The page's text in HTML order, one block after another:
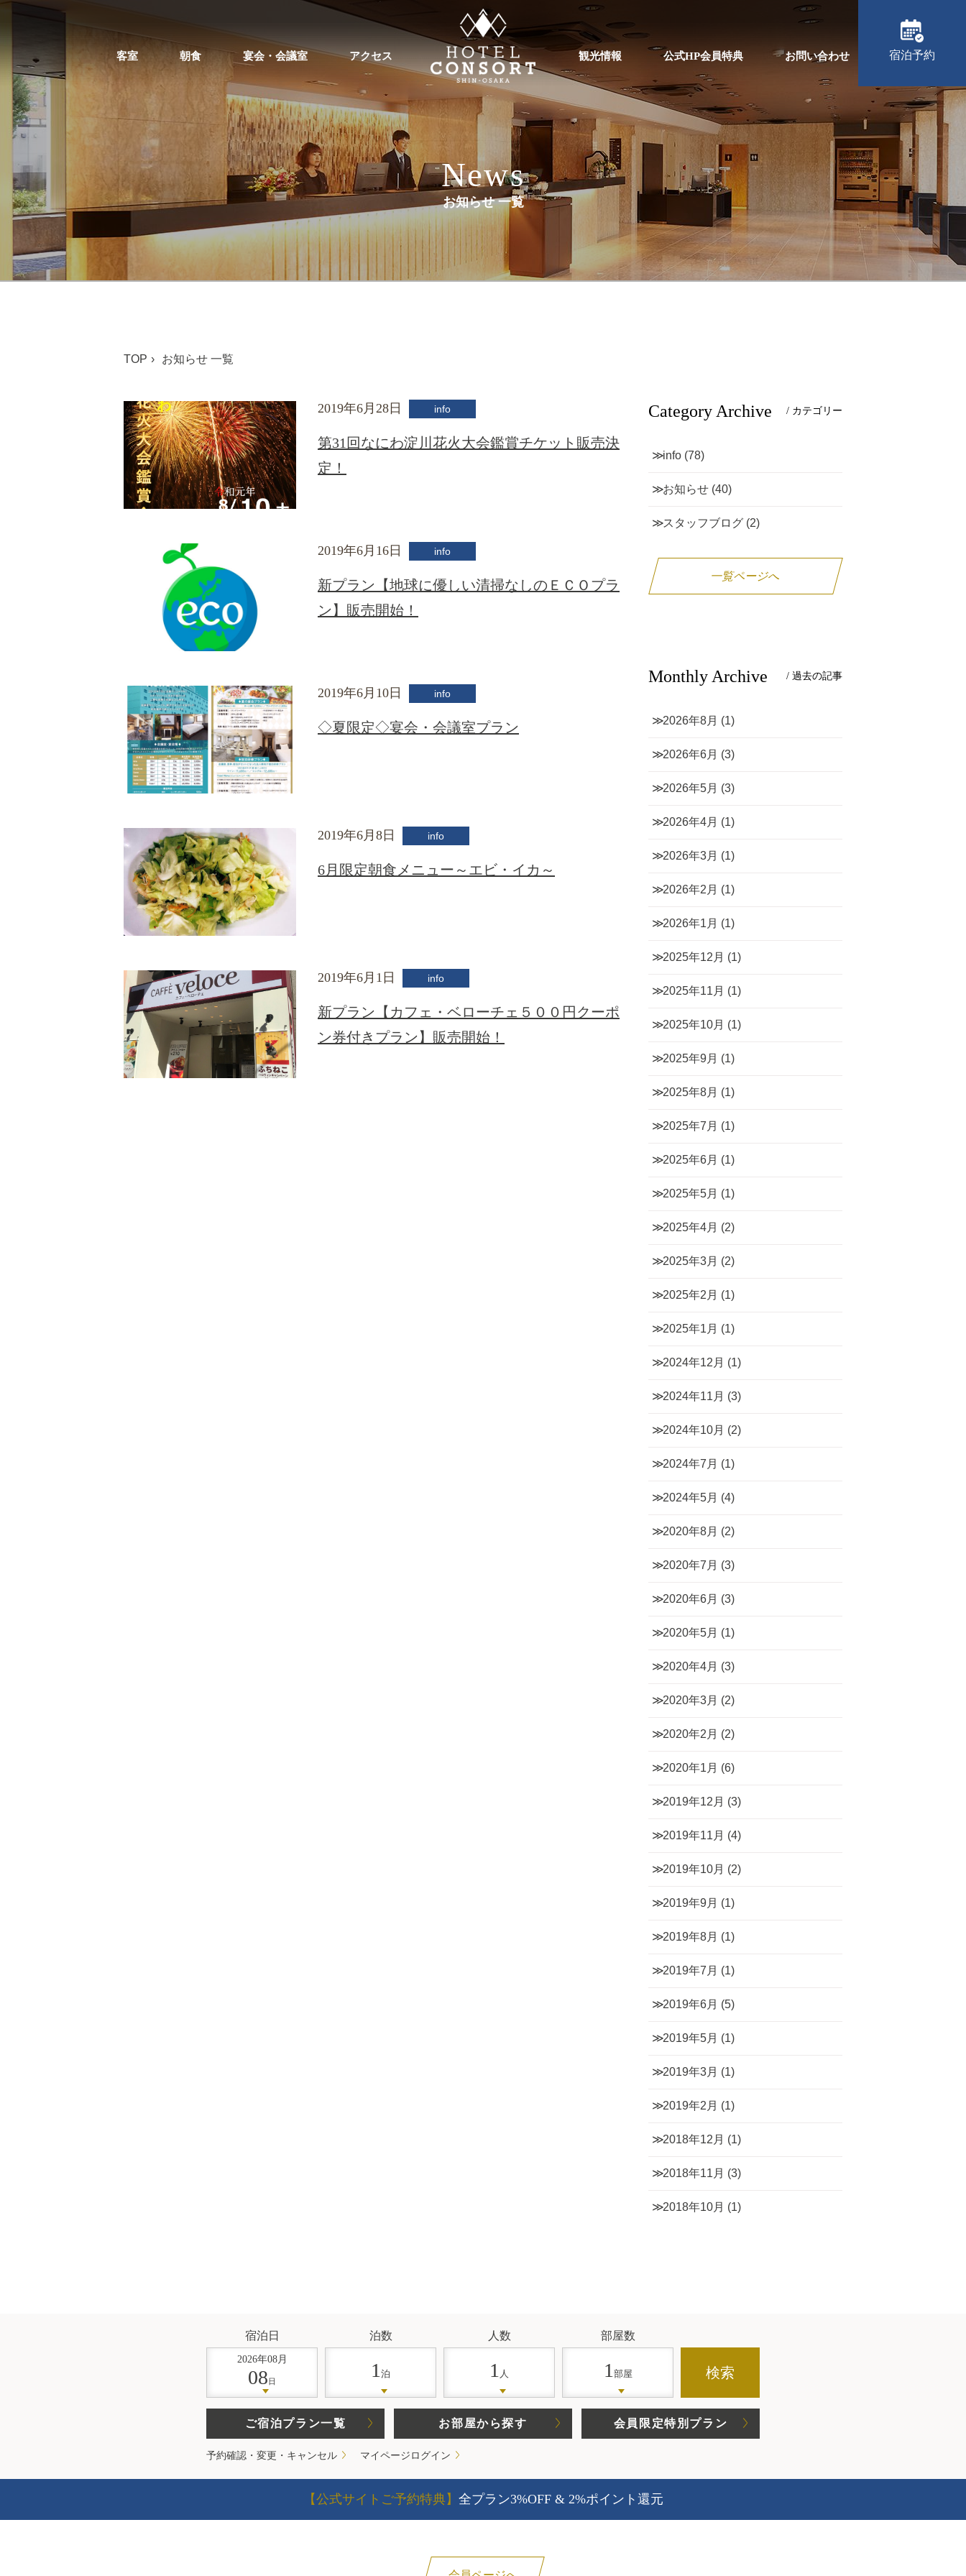
客室 朝食 宴会・会議室 アクセス 観光情報 公式HP会員特典 お問い合わせ 宿泊予約
News
お知らせ 一覧
TOP お知らせ 一覧
2019年6月28日 info
第31回なにわ淀川花火大会鑑賞チケット販売決
定！
2019年6月16日 info
新プラン【地球に優しい清掃なしのＥＣＯプラ
ン】販売開始！
2019年6月10日 info
◇夏限定◇宴会・会議室プラン
2019年6月8日 info
6月限定朝食メニュー～エビ・イカ～
2019年6月1日 info
新プラン【カフェ・ベローチェ５００円クーポ
ン券付きプラン】販売開始！
Category Archive / カテゴリー
info (78)
お知らせ (40)
スタッフブログ (2)
一覧ページへ
Monthly Archive / 過去の記事
2026年8月 (1)
2026年6月 (3)
2026年5月 (3)
2026年4月 (1)
2026年3月 (1)
2026年2月 (1)
2026年1月 (1)
2025年12月 (1)
2025年11月 (1)
2025年10月 (1)
2025年9月 (1)
2025年8月 (1)
2025年7月 (1)
2025年6月 (1)
2025年5月 (1)
2025年4月 (2)
2025年3月 (2)
2025年2月 (1)
2025年1月 (1)
2024年12月 (1)
2024年11月 (3)
2024年10月 (2)
2024年7月 (1)
2024年5月 (4)
2020年8月 (2)
2020年7月 (3)
2020年6月 (3)
2020年5月 (1)
2020年4月 (3)
2020年3月 (2)
2020年2月 (2)
2020年1月 (6)
2019年12月 (3)
2019年11月 (4)
2019年10月 (2)
2019年9月 (1)
2019年8月 (1)
2019年7月 (1)
2019年6月 (5)
2019年5月 (1)
2019年3月 (1)
2019年2月 (1)
2018年12月 (1)
2018年11月 (3)
2018年10月 (1)
宿泊日
2026年08月
08日
泊数
1 泊
人数
1 人
部屋数
1 部屋 検索
ご宿泊プラン一覧 お部屋から探す 会員限定特別プラン
予約確認・変更・キャンセル マイページログイン
【公式サイトご予約特典】 全プラン3%OFF & 2%ポイント還元